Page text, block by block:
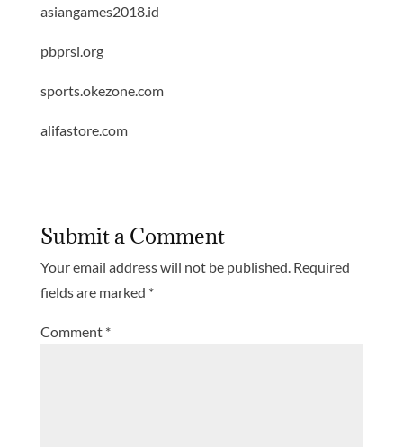
asiangames2018.id
pbprsi.org
sports.okezone.com
alifastore.com
Submit a Comment
Your email address will not be published. Required
fields are marked *
Comment *